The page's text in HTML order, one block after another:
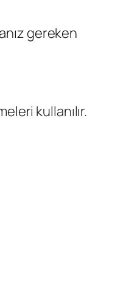
gereken
kullanılır.